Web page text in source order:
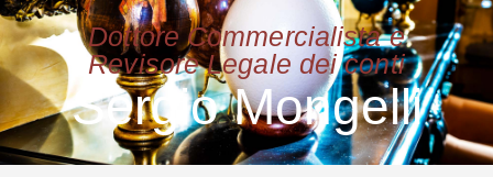
Dottore Commercialista e
Revisore Legale dei conti
Sergio Mongelli